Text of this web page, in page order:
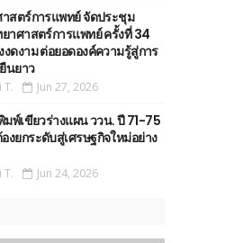
สตร์การแพทย์ จัดประชุม
าศาสตร์การแพทย์ ครั้งที่ 34
งดงาม ต่อยอดองค์ความรู้สู่การ
นยาว
T. Jun 27, 2026
มพ์เขียวร่างแผน ววน. ปี 71-75
ยกระดับสู่เศรษฐกิจใหม่อย่าง
T. Jun 24, 2026